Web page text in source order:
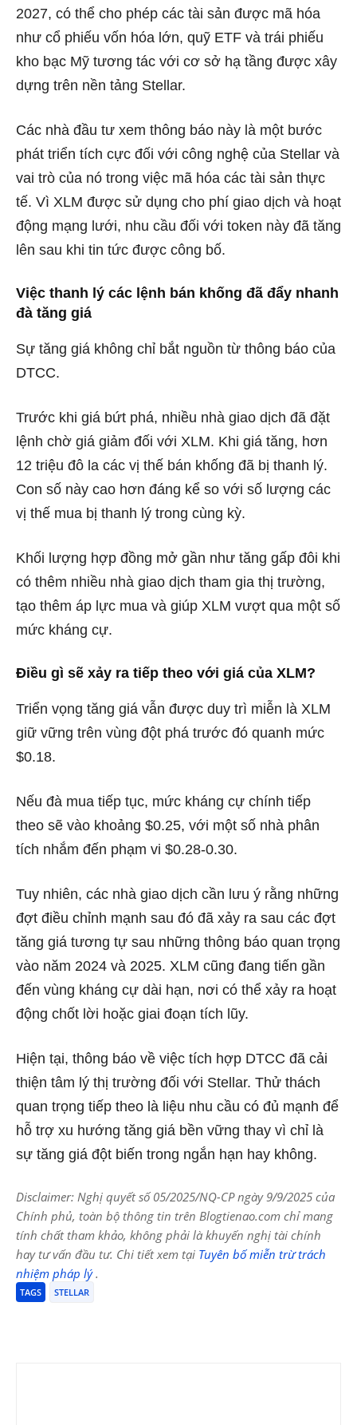
2027, có thể cho phép các tài sản được mã hóa
như cổ phiếu vốn hóa lớn, quỹ ETF và trái phiếu
kho bạc Mỹ tương tác với cơ sở hạ tầng được xây
dựng trên nền tảng Stellar.
Các nhà đầu tư xem thông báo này là một bước
phát triển tích cực đối với công nghệ của Stellar và
vai trò của nó trong việc mã hóa các tài sản thực
tế. Vì XLM được sử dụng cho phí giao dịch và hoạt
động mạng lưới, nhu cầu đối với token này đã tăng
lên sau khi tin tức được công bố.
Việc thanh lý các lệnh bán khống đã đẩy nhanh
đà tăng giá
Sự tăng giá không chỉ bắt nguồn từ thông báo của
DTCC.
Trước khi giá bứt phá, nhiều nhà giao dịch đã đặt
lệnh chờ giá giảm đối với XLM. Khi giá tăng, hơn
12 triệu đô la các vị thế bán khống đã bị thanh lý.
Con số này cao hơn đáng kể so với số lượng các
vị thế mua bị thanh lý trong cùng kỳ.
Khối lượng hợp đồng mở gần như tăng gấp đôi khi
có thêm nhiều nhà giao dịch tham gia thị trường,
tạo thêm áp lực mua và giúp XLM vượt qua một số
mức kháng cự.
Điều gì sẽ xảy ra tiếp theo với giá của XLM?
Triển vọng tăng giá vẫn được duy trì miễn là XLM
giữ vững trên vùng đột phá trước đó quanh mức
$0.18.
Nếu đà mua tiếp tục, mức kháng cự chính tiếp
theo sẽ vào khoảng $0.25, với một số nhà phân
tích nhắm đến phạm vi $0.28-0.30.
Tuy nhiên, các nhà giao dịch cần lưu ý rằng những
đợt điều chỉnh mạnh sau đó đã xảy ra sau các đợt
tăng giá tương tự sau những thông báo quan trọng
vào năm 2024 và 2025. XLM cũng đang tiến gần
đến vùng kháng cự dài hạn, nơi có thể xảy ra hoạt
động chốt lời hoặc giai đoạn tích lũy.
Hiện tại, thông báo về việc tích hợp DTCC đã cải
thiện tâm lý thị trường đối với Stellar. Thử thách
quan trọng tiếp theo là liệu nhu cầu có đủ mạnh để
hỗ trợ xu hướng tăng giá bền vững thay vì chỉ là
sự tăng giá đột biến trong ngắn hạn hay không.
Disclaimer: Nghị quyết số 05/2025/NQ-CP ngày 9/9/2025 của
Chính phủ, toàn bộ thông tin trên Blogtienao.com chỉ mang
tính chất tham khảo, không phải là khuyến nghị tài chính
hay tư vấn đầu tư. Chi tiết xem tại Tuyên bố miễn trừ trách
nhiệm pháp lý.
TAGS STELLAR